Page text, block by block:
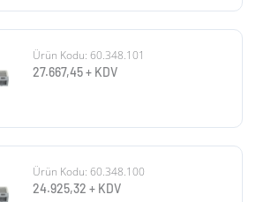
Ürün Kodu: 60.348.101
27.667,45+ KDV
Ürün Kodu: 60.348.100
24.925,32 + KDV